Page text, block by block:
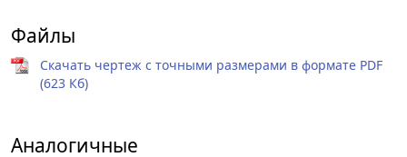
Файлы
Скачать чертеж с точными размерами в формате PDF
(623 Кб)
Аналогичные